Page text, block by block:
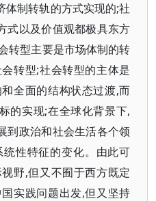
体制转轨的方式实现的;社
式以及价值观都极具东方
转型主要是市场体制的转
转型;社会转型的主体是
全面的结构状态过渡,而
的实现;在全球化背景下,
到政治和社会生活各个领
性特征的变化。由此可
野,但又不囿于西方既定
实践问题出发,但又坚持